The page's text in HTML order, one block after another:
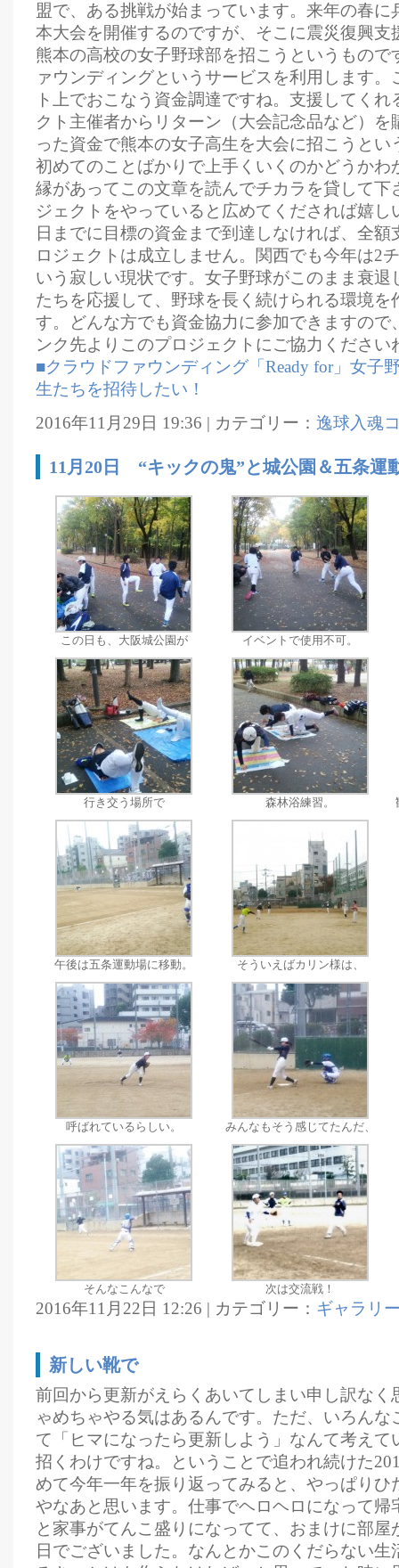
盟で、ある挑戦が始まっています。来年の春に
本大会を開催するのですが、そこに震災復興支
熊本の高校の女子野球部を招こうというもので
ァウンディングというサービスを利用します
ト上でおこなう資金調達ですね。支援してく
クト主催者からリターン（大会記念品など）を
った資金で熊本の女子高生を大会に招こうとい
初めてのことばかりで上手くいくのかどうかわ
縁があってこの文章を読んでチカラを貸して下
ジェクトをやっていると広めてくだされば嬉し
日までに目標の資金まで到達しなければ、全
ロジェクトは成立しません。関西でも今年は2
いう寂しい現状です。女子野球がこのまま衰退
たちを応援して、野球を長く続けられる環境を
す。どんな方でも資金協力に参加できますので
ンク先よりこのプロジェクトにご協力ください
■クラウドファウンディング「Ready for」女子
生たちを招待したい！
2016年11月29日 19:36 | カテゴリー： 逸球入魂
11月20日 “キックの鬼”と城公園＆五条運
この日も、大阪城公園が イベントで使用不可。
行き交う場所で 森林浴練習。
午後は五条運動場に移動。 そういえばカリン様は、
呼ばれているらしい。 みんなもそう感じてたんだ、
そんなこんなで 次は交流戦！
2016年11月22日 12:26 | カテゴリー： ギャラリ
新しい靴で
前回から更新がえらくあいてしまい申し訳なく
ゃめちゃやる気はあるんです。ただ、いろんな
て「ヒマになったら更新しよう」なんて考えて
招くわけですね。ということで追われ続けた
めて今年一年を振り返ってみると、やっぱりひ
やなあと思います。仕事でヘロヘロになって帰
と家事がてんこ盛りになってて、おまけに部屋
日でございました。なんとかこのくだらない